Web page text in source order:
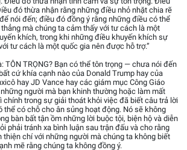
đó thừa nhận rằng những điều nhỏ nhặt chia rẽ
nói đến; điều đó đồng ý rằng những điều có thể
mà chúng ta cảm thấy với tư cách là một
khích, trong khi những điều khuyến khích sự
tư cách là một quốc gia nên được hỗ trợ.”
TÔN TRỌNG? Bạn có thể tôn trọng — chưa nói đến
cứ khía cạnh nào của Donald Trump hay của
hay JD Vance hay các giám mục Công Giáo
người mà bạn khinh thường hoặc làm mất
chính trong sự giải thoát khỏi việc đã biết câu trả lời
thể có chỗ cho ân sủng hoạt động. Nó sẽ không
bàn bất tận ồm những lời buộc tội, biện hộ và diễn
phải tránh xa bình luận sau trận đấu và cho rằng
thiện chí với những người mà chúng ta không biết
mẽ rằng chúng ta không đồng ý.